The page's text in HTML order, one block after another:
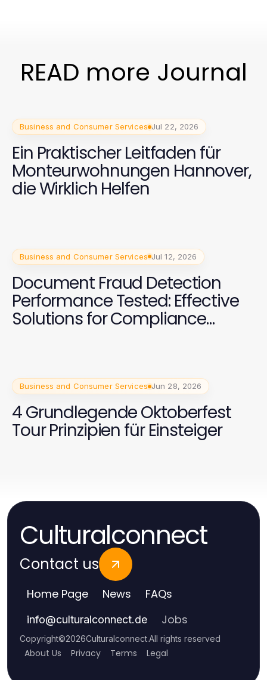
READ more Journal
Business and Consumer Services Jul 22, 2026
Ein Praktischer Leitfaden für
Monteurwohnungen Hannover,
die Wirklich Helfen
Business and Consumer Services Jul 12, 2026
Document Fraud Detection
Performance Tested: Effective
Solutions for Compliance
Business and Consumer Services Jun 28, 2026
4 Grundlegende Oktoberfest
Tour Prinzipien für Einsteiger
Culturalconnect
Contact us
Home Page News FAQs
info@culturalconnect.de Jobs
Copyright©2026Culturalconnect.All rights reserved
About Us Privacy Terms Legal